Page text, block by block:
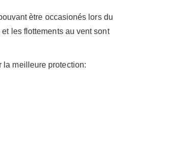
ètre occasionés lors du
les flottements au vent sont
la meilleure protection: